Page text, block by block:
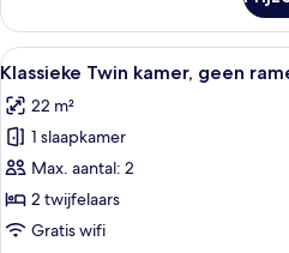
tweepersoonskamer,
geen
ramen
Alle
foto's
voor
Klassieke
Twin
kamer,
geen
7
Klassieke Twin kamer, geen
22 m²
1 slaapkamer
Max. aantal: 2
2 twijfelaars
Gratis wifi